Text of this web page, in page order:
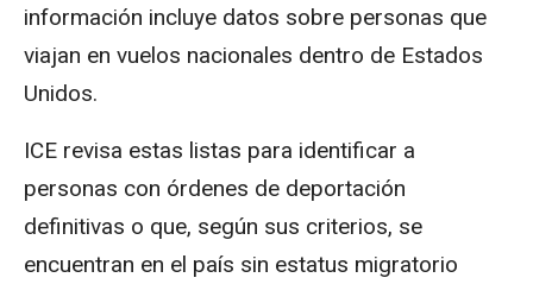
información incluye datos sobre personas que
viajan en vuelos nacionales dentro de Estados
Unidos.
ICE revisa estas listas para identificar a
personas con órdenes de deportación
definitivas o que, según sus criterios, se
encuentran en el país sin estatus migratorio